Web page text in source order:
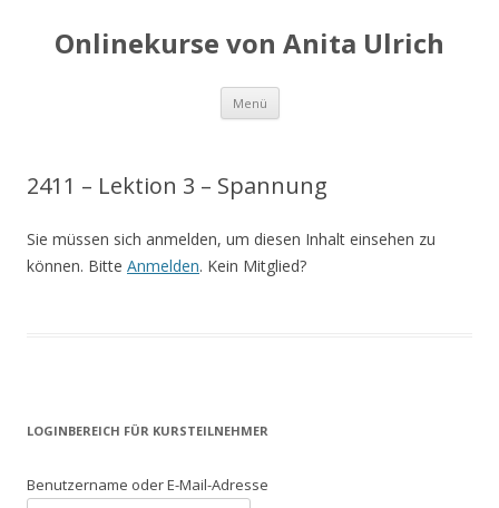
Onlinekurse von Anita Ulrich
Menü Springe
Inhalt
2411 – Lektion 3 – Spannung
Sie müssen sich anmelden, um diesen Inhalt einsehen zu
können. Bitte Anmelden. Kein Mitglied?
LOGINBEREICH FÜR KURSTEILNEHMER
Benutzername oder E-Mail-Adresse